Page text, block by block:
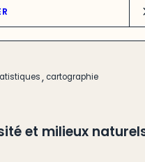
, cartographie
et milieux